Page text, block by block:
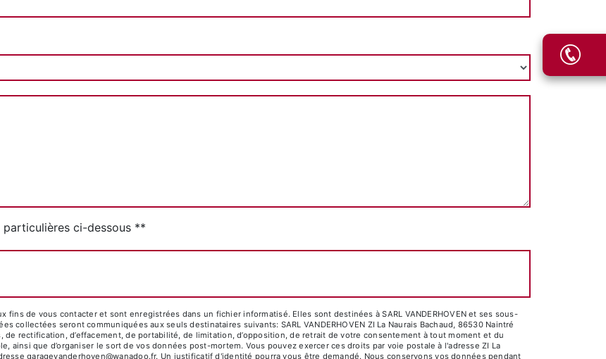
ci-dessous **
de vous contacter et sont enregistrées dans un fichier informatisé. Elles sont destinées à SARL VANDERHOVEN et ses sous-
collectées seront communiquées aux seuls destinataires suivants: SARL VANDERHOVEN ZI La Naurais Bachaud, 86530 Naintré
de rectification, d’effacement, de portabilité, de limitation, d’opposition, de retrait de votre consentement à tout moment et du
ainsi que d’organiser le sort de vos données post-mortem. Vous pouvez exercer ces droits par voie postale à l'adresse ZI La
garagevanderhoven@wanadoo.fr. Un justificatif d'identité pourra vous être demandé. Nous conservons vos données pendant